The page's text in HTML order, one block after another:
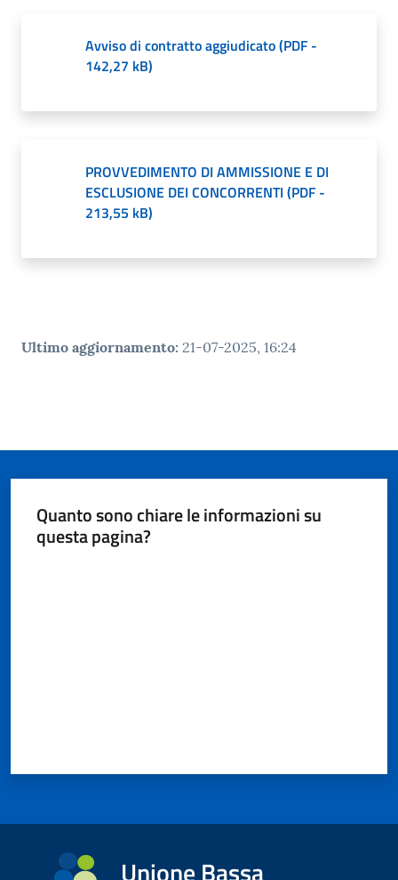
Avviso di contratto aggiudicato(PDF -
142,27 kB)
PROVVEDIMENTO DI AMMISSIONE E DI
ESCLUSIONE DEI CONCORRENTI (PDF -
213,55 kB)
Ultimo aggiornamento: 21-07-2025, 16:24
Quanto sono chiare le informazioni su
questa pagina?
Unione Bassa